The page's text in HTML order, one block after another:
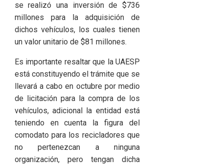
se realizó una inversión de $736
millones para la adquisición de
dichos vehículos, los cuales tienen
un valor unitario de $81 millones.
Es importante resaltar que la UAESP
está constituyendo el trámite que se
llevará a cabo en octubre por medio
de licitación para la compra de los
vehículos, adicional la entidad está
teniendo en cuenta la figura del
comodato para los recicladores que
no pertenezcan a ninguna
organización, pero tengan dicha